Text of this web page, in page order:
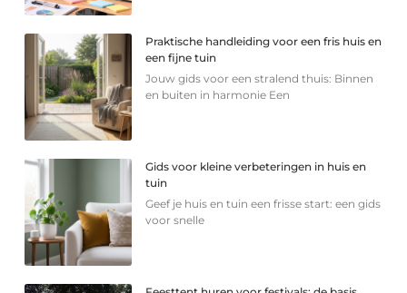
Praktische handleiding voor een fris huis en
een fijne tuin
Jouw gids voor een stralend thuis: Binnen
en buiten in harmonie Een
Gids voor kleine verbeteringen in huis en
tuin
Geef je huis en tuin een frisse start: een gids
voor snelle